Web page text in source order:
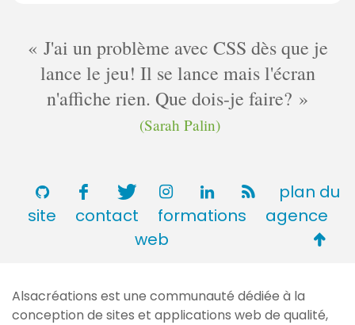
J'ai un problème avec CSS dès que je
lance le jeu! Il se lance mais l'écran
n'affiche rien. Que dois-je faire?
(Sarah Palin)
plan du
site
contact formations
agence
web
de
Alsacréations est une communauté dédiée à la
conception de sites et applications web de qualité,